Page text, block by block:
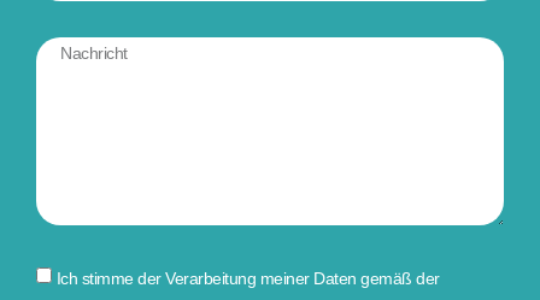
Ich stimme der Verarbeitung meiner Daten gemäß der